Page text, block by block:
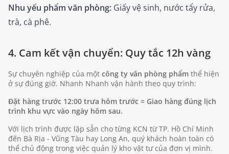
Nhu yếu phẩm văn phòng: Giấy vệ sinh, nước tẩy rửa,
trà, cà phê.
4. Cam kết vận chuyển: Quy tắc 12h vàng
Sự chuyên nghiệp của một công ty văn phòng phẩm thể hiện
ở sự đúng giờ. Nhanh Nhanh vận hành theo quy trình:
Đặt hàng trước 12:00 trưa hôm trước = Giao hàng đúng lịch
trình khu vực vào ngày hôm sau.
Với lịch trình được lập sẵn cho từng KCN từ TP. Hồ Chí Minh
đến Bà Rịa - Vũng Tàu hay Long An, quý khách hoàn toàn có
thể chủ động trong việc quản lý kho vật tư của đơn vị mình.